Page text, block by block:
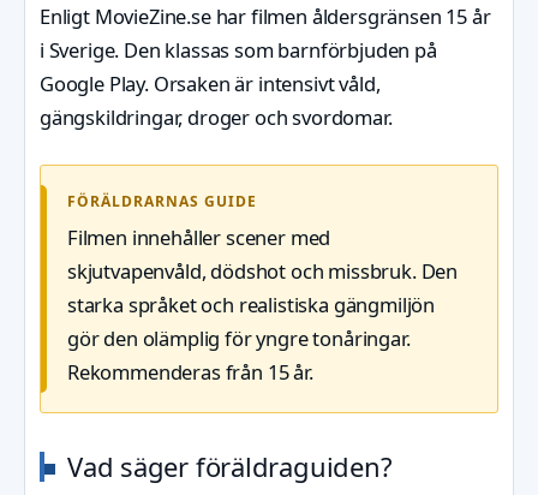
Enligt MovieZine.se har filmen åldersgränsen 15 år
i Sverige. Den klassas som barnförbjuden på
Google Play. Orsaken är intensivt våld,
gängskildringar, droger och svordomar.
FÖRÄLDRARNAS GUIDE
Filmen innehåller scener med
skjutvapenvåld, dödshot och missbruk. Den
starka språket och realistiska gängmiljön
gör den olämplig för yngre tonåringar.
Rekommenderas från 15 år.
Vad säger föräldraguiden?